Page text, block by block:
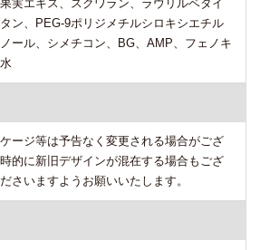
実エキス、スクワラン、ラウリルベタイ
ン、PEG-9ポリジメチルシロキシエチル
ール、シメチコン、BG、AMP、フェノキ
ージ等は予告なく変更される場合がござ
的に新旧デザインが混在する場合もござ
さいますようお願いいたします。